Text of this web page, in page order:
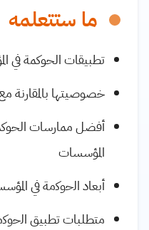
ما ستتعلمه
تطبيقات الحوكمة في
خصوصيتها بالمقارنة
أفضل ممارسات
المؤسسات
أبعاد اﻟﺣوﻛﻣﺔ ﻓﻲ
متطلبات تطبيق